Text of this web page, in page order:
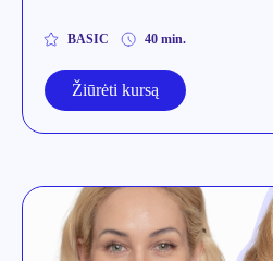
BASIC 40 min.
Žiūrėti kursą